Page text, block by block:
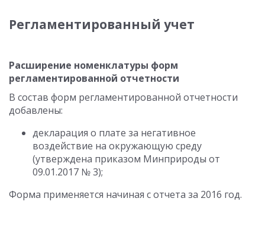
Регламентированный учет
Расширение номенклатуры форм
регламентированной отчетности
В состав форм регламентированной отчетности
добавлены:
декларация о плате за негативное
воздействие на окружающую среду
(утверждена приказом Минприроды от
09.01.2017 № 3);
Форма применяется начиная с отчета за 2016 год.